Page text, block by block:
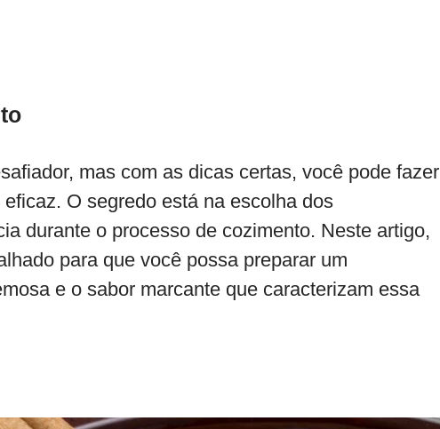
mas com as dicas certas, você pode fazer
O segredo está na escolha dos
durante o processo de cozimento. Neste artigo,
para que você possa preparar um
e o sabor marcante que caracterizam essa